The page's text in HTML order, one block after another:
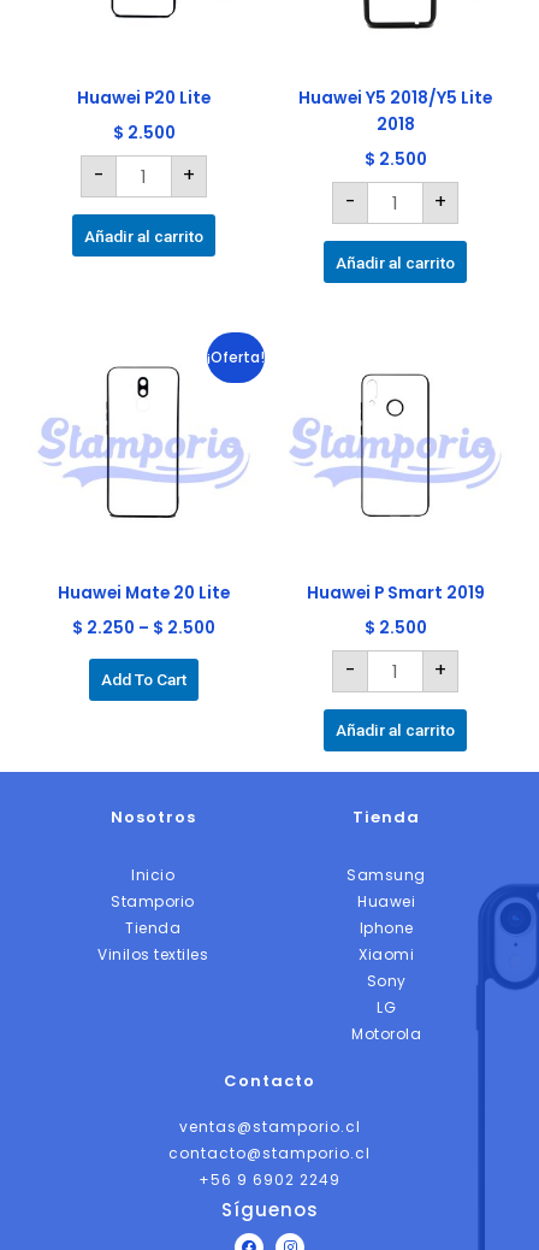
Huawei P20 Lite
$ 2.500
- +
Añadir al carrito
Huawei Y5 2018/Y5 Lite
2018
$ 2.500
- +
Añadir al carrito
¡Oferta!
Huawei Mate 20 Lite
$ 2.250 – $ 2.500
Add To Cart
Este
producto
múltiples
variantes.
Las
elegir
en
de
Huawei P Smart 2019
$ 2.500
-
Smart
2019
cantidad
+
Añadir al carrito
Nosotros
Inicio
Stamporio
Tienda
Vinilos textiles
Tienda
Samsung
Huawei
Iphone
Xiaomi
Sony
LG
Motorola
Contacto
ventas@stamporio.cl
contacto@stamporio.cl
+56 9 6902 2249
Síguenos